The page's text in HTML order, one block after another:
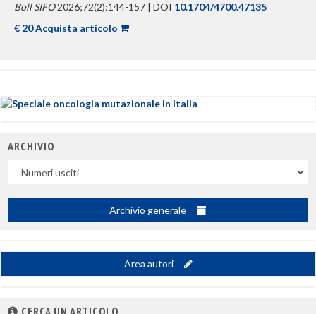
Boll SIFO2026;72(2):144-157 | DOI 10.1704/4700.47135
€ 20 Acquista articolo
ARCHIVIO
Archivio generale
Area autori
CERCA UN ARTICOLO